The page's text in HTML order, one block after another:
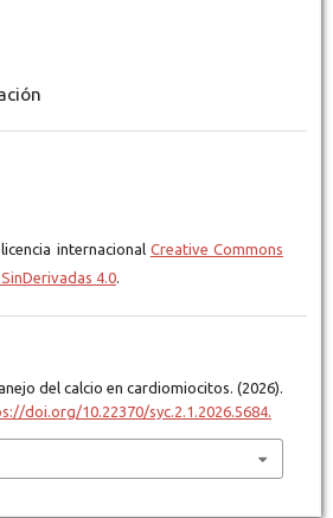
internacional Creative Commons
4.0.
del calcio en cardiomiocitos. (2026).
doi.org/10.22370/syc.2.1.2026.5684.